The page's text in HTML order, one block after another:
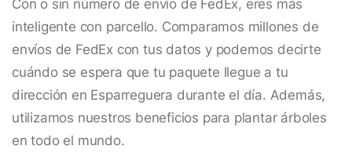
Con o sin número de envío de FedEx, eres más
inteligente con parcello. Comparamos millones de
envíos de FedEx con tus datos y podemos decirte
cuándo se espera que tu paquete llegue a tu
dirección en Esparreguera durante el día. Además,
utilizamos nuestros beneficios para plantar árboles
en todo el mundo.